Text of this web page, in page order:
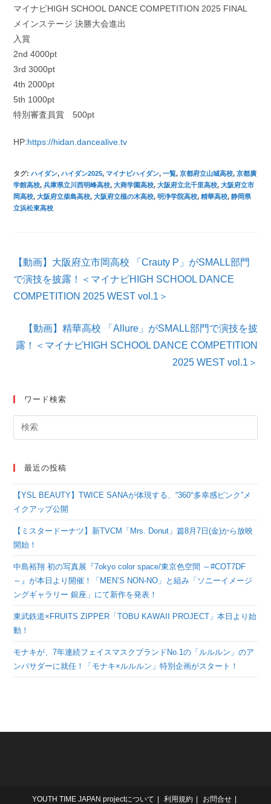
マイナビHIGH SCHOOL DANCE COMPETITION 2025 FINAL
メインステージ 決勝大会進出
入賞
2nd 4000pt
3rd 3000pt
4th 2000pt
5th 1000pt
特別審査員賞 500pt
HP:https://hidan.dancealive.tv
タグ:ハイダン, ハイダン2025, マイナビハイダン, 一覧, 京都府立山城高校, 京都廣
学館高校, 兵庫県立川西明峰高校, 大商学園高校, 大阪府立北千里高校, 大阪府立市
岡高校, 大阪府立柴島高校, 大阪府立槻の木高校, 明浄学院高校, 精華高校, 静岡県
立浜松東高校
そ
の
他
の
記
む
【動画】大阪府立市岡高校 「Crauty P」がSMALL部門
で演技を披露！＜マイナビHIGH SCHOOL DANCE
COMPETITION 2025 WEST vol.1＞
【動画】精華高校 「Allure」がSMALL部門で演技を披
露！＜マイナビHIGH SCHOOL DANCE COMPETITION
2025 WEST vol.1＞
ワード検索
最近の投稿
【YSL BEAUTY】TWICE SANAが体現する、“360°多幸感ピンク”メ
イクアップ公開
【ミスタードーナツ】新TVCM「Mrs. Donut」篇8月7日(金)から放映
開始！
中島裕翔 初の写真展『7okyo color space/東京色空間 ～#COT7DF
～』が本日より開催！「MEN’S NON-NO」と組み「ソニーイメージ
ングギャラリー 銀座」にて新作を発表！
東武鉄道×FRUITS ZIPPER「TOBU KAWAII PROJECT」本日より始
動！
モナキが、7年連続フェイスマスクブランドNo.1の「ルルルン」のア
ンバサダーに就任！「モナキ×ルルルン」特別企画がスタート！
YOUTH TIME JAPAN projectについて 利用規約 お問合せ